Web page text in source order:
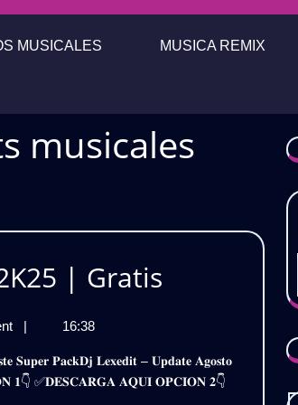
MUSICALES MUSICA REMIX
musicales
2K25 | Gratis
AGOSTO
| 16:38
𝟏👇 ✅𝐃𝐄𝐒𝐂𝐀𝐑𝐆𝐀 𝐀𝐐𝐔𝐈 𝐎𝐏𝐂𝐈𝐎𝐍 𝟐👇